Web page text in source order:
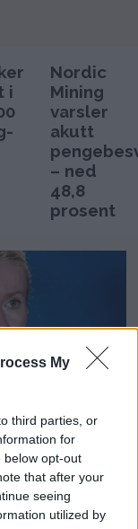
My
third parties, or
for
below opt-out
that after your
seeing
utilized by
i
Nordic
Mining
varsler
akutt
– ned
48,8
prosent